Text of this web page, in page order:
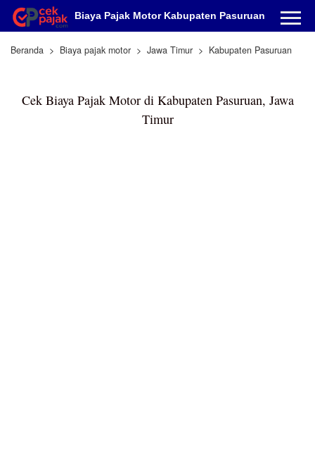
Biaya Pajak Motor Kabupaten Pasuruan
Beranda Biaya pajak motor Jawa Timur Kabupaten Pasuruan
Cek Biaya Pajak Motor di Kabupaten Pasuruan, Jawa
Timur